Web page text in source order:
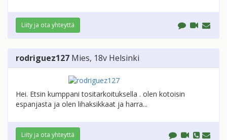
Liity ja ota yhteyttä
rodriguez127 Mies, 18v Helsinki
Hei. Etsin kumppani tositarkoituksella . olen kotoisin
espanjasta ja olen lihaksikkaat ja harra...
Liity ja ota yhteyttä